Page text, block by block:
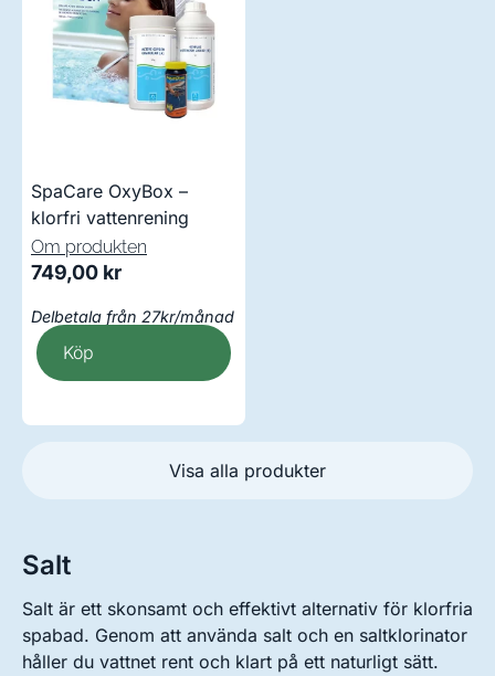
SpaCare OxyBox –
klorfri vattenrening
Om produkten
749,00 kr
Delbetala från 27kr/månad
Köp
Visa alla produkter
Salt
Salt är ett skonsamt och effektivt alternativ för klorfria
spabad. Genom att använda salt och en saltklorinator
håller du vattnet rent och klart på ett naturligt sätt.